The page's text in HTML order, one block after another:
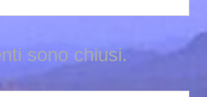
sono chiusi.